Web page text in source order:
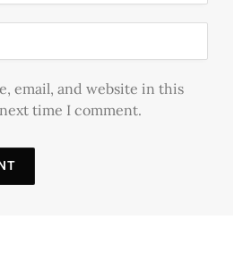
email, and website in this
time I comment.